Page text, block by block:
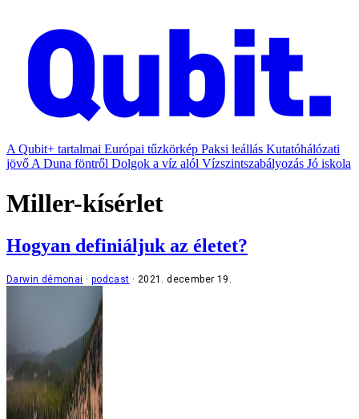
A Qubit+ tartalmai Európai tűzkörkép Paksi leállás Kutatóhálózati
jövő A Duna föntről Dolgok a víz alól Vízszintszabályozás Jó iskola
Miller-kísérlet
Hogyan definiáljuk az életet?
Darwin démonai podcast 2021. december 19.